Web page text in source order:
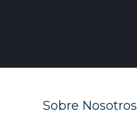
Sobre Nosotros